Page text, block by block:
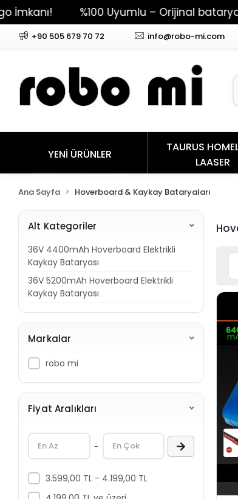
%100 Uyumlu – Orijinal
+90 505 679 70 72 info@robo-mi.com
YENİ ÜRÜNLER
TAURUS
LAASER
Ana Sayfa Hoverboard & Kaykay Bataryaları
Alt Kategoriler
36V 4400mAh Hoverboard Elektrikli
Kaykay Bataryası
36V 5200mAh Hoverboard Elektrikli
Kaykay Bataryası
Markalar
robo mi
Fiyat Aralıkları
-
3.599,00 TL - 4.199,00 TL